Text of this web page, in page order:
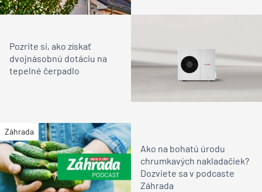
Pozrite si, ako získať
dvojnásobnú dotáciu na
tepelné čerpadlo
Záhrada
Ako na bohatú úrodu
chrumkavých nakladačiek?
Dozviete sa v podcaste
Záhrada